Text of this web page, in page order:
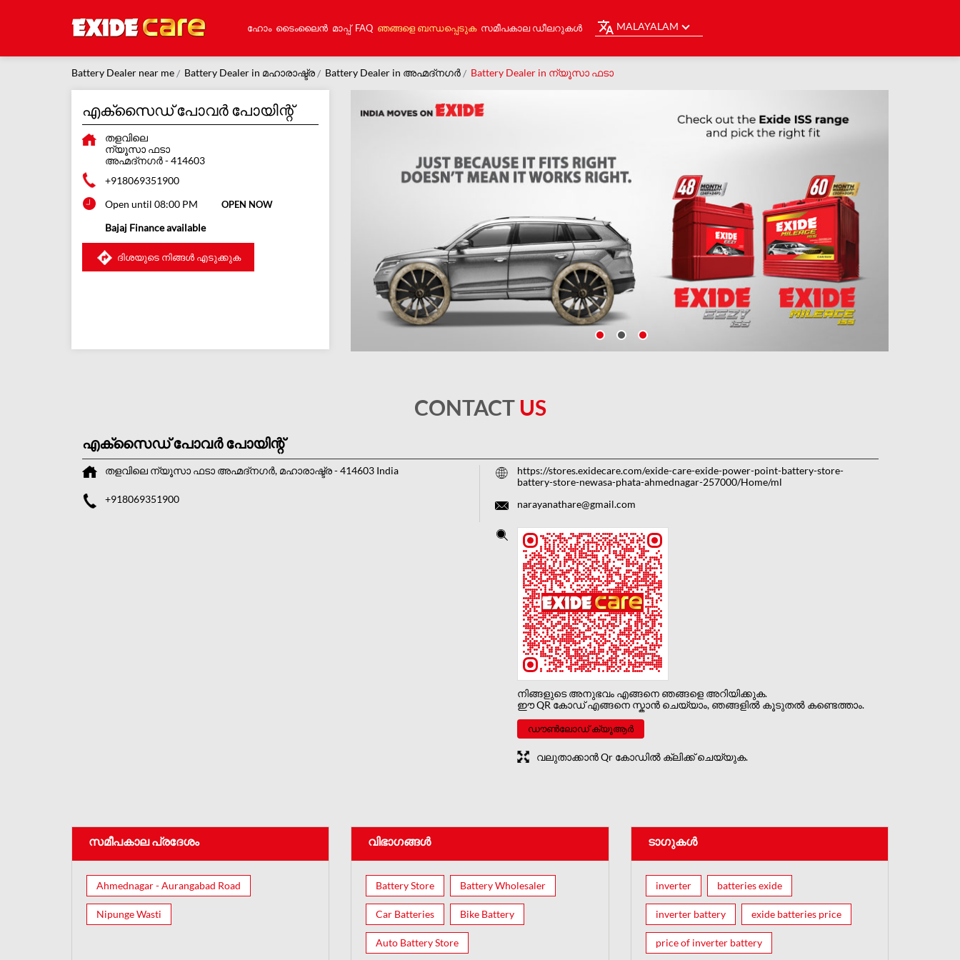
ഹോം ടൈംലൈൻ മാപ്പ് FAQ ഞങ്ങളെ ബന്ധപ്പെടുക സമീപകാല ഡീലറുകൾ MALAYALAM
Battery Dealer near me Battery Dealer in മഹാരാഷ്ട്ര Battery Dealer in അഹ്മദ്നഗർ Battery Dealer in ന്യൂസാ ഫടാ
എക്സൈഡ് പോവർ പോയിന്റ്
തളവിലെ
ന്യൂസാ ഫടാ
അഹ്മദ്നഗർ-414603
+918069351900
Open until 08:00 PM
OPEN NOW
Bajaj Finance available
ദിശയുടെ നിങ്ങൾ എടുക്കുക
CONTACT US
എക്സൈഡ് പോവർ പോയിന്റ്
തളവിലെ ന്യൂസാ ഫടാ അഹ്മദ്നഗർ, മഹാരാഷ്ട്ര-414603 India
+918069351900
https://stores.exidecare.com/exide-care-exide-power-point-battery-store-
battery-store-newasa-phata-ahmednagar-257000/Home/ml
narayanathare@gmail.com
നിങ്ങളുടെ അനുഭവം എങ്ങനെ ഞങ്ങളെ അറിയിക്കുക.
ഈ QR കോഡ് എങ്ങനെ സ്കാൻ ചെയ്യാം, ഞങ്ങളിൽ കൂടുതൽ കണ്ടെത്താം.
ഡൗൺലോഡ് ക്യൂആർ
വലുതാക്കാൻ Qr കോഡിൽ ക്ലിക്ക് ചെയ്യുക.
സമീപകാല പ്രദേശം
Ahmednagar - Aurangabad Road
Nipunge Wasti
വിഭാഗങ്ങൾ
Battery Store Battery Wholesaler
Car Batteries Bike Battery
Auto Battery Store
ടാഗുകൾ
inverter batteries exide
inverter battery exide batteries price
price of inverter battery